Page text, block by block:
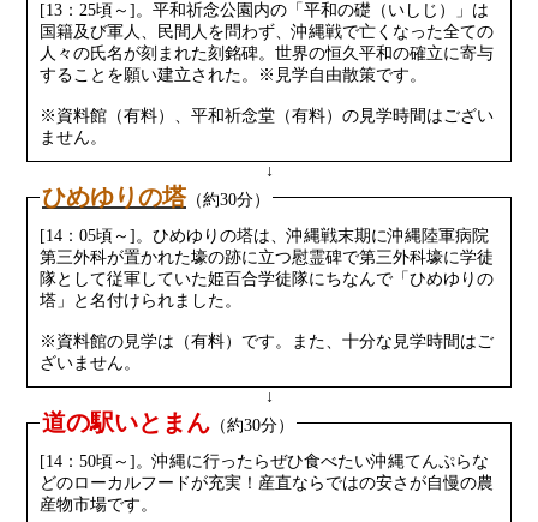
[13：25頃～]。平和祈念公園内の「平和の礎（いしじ）」は
国籍及び軍人、民間人を問わず、沖縄戦で亡くなった全ての
人々の氏名が刻まれた刻銘碑。世界の恒久平和の確立に寄与
することを願い建立された。※見学自由散策です。
※資料館（有料）、平和祈念堂（有料）の見学時間はござい
ません。
↓
ひめゆりの塔（約30分）
[14：05頃～]。ひめゆりの塔は、沖縄戦末期に沖縄陸軍病院
第三外科が置かれた壕の跡に立つ慰霊碑で第三外科壕に学徒
隊として従軍していた姫百合学徒隊にちなんで「ひめゆりの
塔」と名付けられました。
※資料館の見学は（有料）です。また、十分な見学時間はご
ざいません。
↓
道の駅いとまん （約30分）
[14：50頃～]。沖縄に行ったらぜひ食べたい沖縄てんぷらな
どのローカルフードが充実！産直ならではの安さが自慢の農
産物市場です。